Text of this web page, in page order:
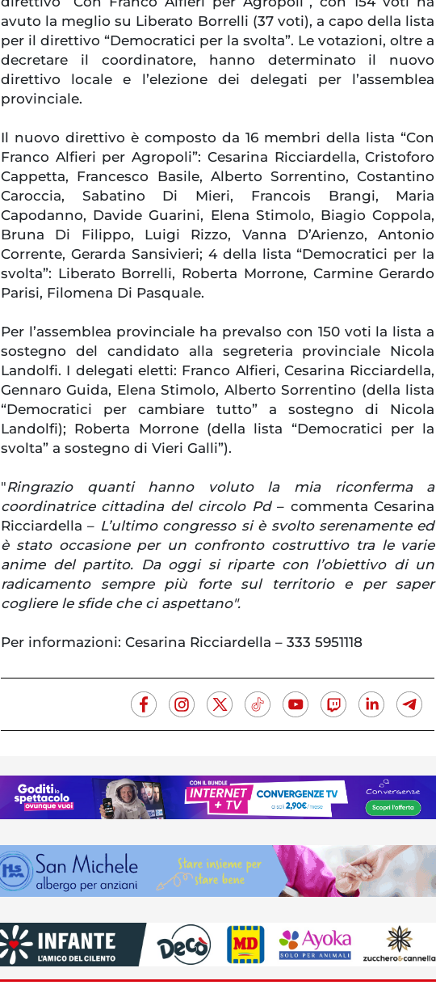
avuto la meglio su Liberato Borrelli (37 voti), a capo della lista
per il direttivo “Democratici per la svolta”. Le votazioni, oltre a
decretare il coordinatore, hanno determinato il nuovo
direttivo locale e l’elezione dei delegati per l’assemblea
provinciale.
Il nuovo direttivo è composto da 16 membri della lista “Con
Franco Alfieri per Agropoli”: Cesarina Ricciardella, Cristoforo
Cappetta, Francesco Basile, Alberto Sorrentino, Costantino
Caroccia, Sabatino Di Mieri, Francois Brangi, Maria
Capodanno, Davide Guarini, Elena Stimolo, Biagio Coppola,
Bruna Di Filippo, Luigi Rizzo, Vanna D’Arienzo, Antonio
Corrente, Gerarda Sansivieri; 4 della lista “Democratici per la
svolta”: Liberato Borrelli, Roberta Morrone, Carmine Gerardo
Parisi, Filomena Di Pasquale.
Per l’assemblea provinciale ha prevalso con 150 voti la lista a
sostegno del candidato alla segreteria provinciale Nicola
Landolfi. I delegati eletti: Franco Alfieri, Cesarina Ricciardella,
Gennaro Guida, Elena Stimolo, Alberto Sorrentino (della lista
“Democratici per cambiare tutto” a sostegno di Nicola
Landolfi); Roberta Morrone (della lista “Democratici per la
svolta” a sostegno di Vieri Galli”).
"Ringrazio quanti hanno voluto la mia riconferma a
coordinatrice cittadina del circolo Pd– commenta Cesarina
Ricciardella – L’ultimo congresso si è svolto serenamente ed
è stato occasione per un confronto costruttivo tra le varie
anime del partito. Da oggi si riparte con l’obiettivo di un
radicamento sempre più forte sul territorio e per saper
cogliere le sfide che ci aspettano".
Per informazioni: Cesarina Ricciardella – 333 5951118